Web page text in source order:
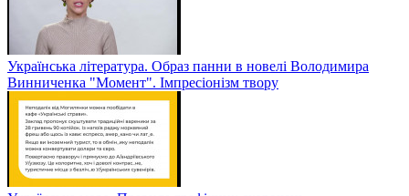
Українська література. Образ панни в новелі Володимира
Винниченка "Момент". Імпресіонізм твору